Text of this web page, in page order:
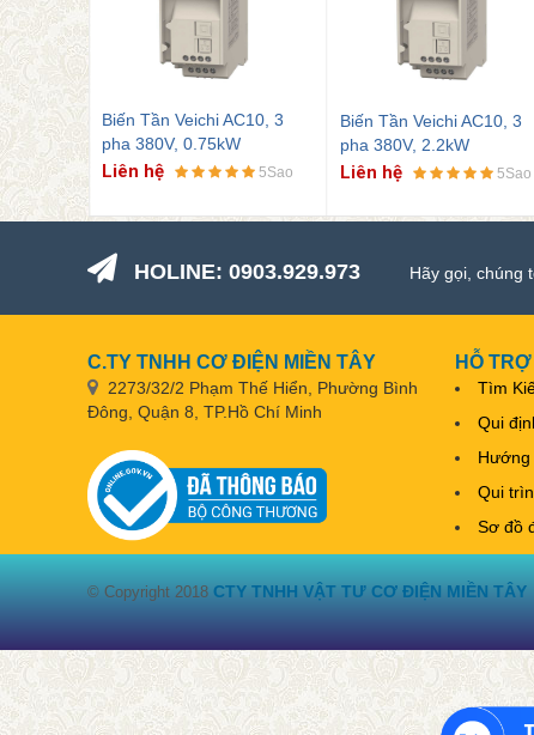
1
5Sao
Biến Tần Veichi AC10, 3
pha 380V, 0.75kW
Liên hệ 5Sao
Biến Tần Veichi AC10, 3
pha 380V, 2.2kW
Liên hệ 5Sao
HOLINE: 0903.929.973 Hãy gọi, chúng
C.TY TNHH CƠ ĐIỆN MIỀN TÂY
2273/32/2 Phạm Thế Hiển, Phường Bình
Đông, Quận 8, TP.Hồ Chí Minh
HỖ
Tìm
Qui
Hướng
Qui
Sơ đồ
© Copyright 2018 CTY TNHH VẬT TƯ CƠ ĐIỆN MIỀN TÂY